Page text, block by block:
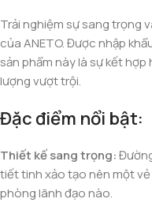
Trải nghiệm sự sang trọng
của ANETO. Được nhập
sản phẩm này là sự kết
lượng vượt trội.
Đặc điểm nổi bật:
Thiết kế sang trọng:
tiết tinh xảo tạo nên một
phòng lãnh đạo nào.